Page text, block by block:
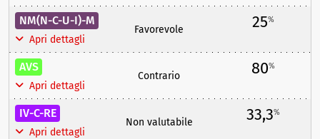
NM(N-C-U-I)-M
Apri dettagli
Favorevole 25%
AVS
Apri dettagli
Contrario 80%
IV-C-RE
Apri dettagli
Non valutabile 33,3%